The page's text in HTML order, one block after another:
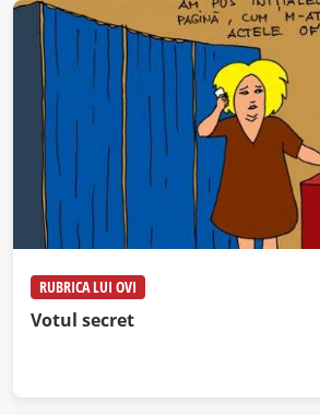
RUBRICA LUI OVI
Votul secret